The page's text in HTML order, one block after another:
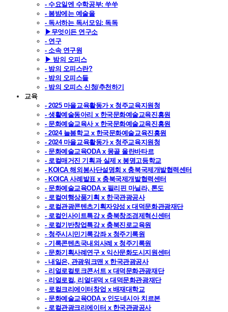
- 수요일엔 수학공부: 쑤쑤
- 봄밤에는 예술을
- 독서하는 독서모임: 독독
▶무엇이든 연구소
- 연구
- 소속 연구원
▶ 밤의 오피스
- 밤의 오피스란?
- 밤의 오피스들
- 밤의 오피스 신청/추천하기
교육
- 2025 마을교육활동가 x 청주교육지원청
- 생활예술동아리 x 한국문화예술교육진흥원
- 문화예술교육사 x 한국문화예술교육진흥원
- 2024 늘봄학교 x 한국문화예술교육진흥원
- 2024 마을교육활동가 x 청주교육지원청
- 문화예술교육ODA x 몽골 울란바타르
- 로컬매거진 기획과 실제 x 봉명고등학교
- KOICA 해외봉사단설명회 x 충북국제개발협력센터
- KOICA 사례발표 x 충북국제개발협력센터
- 문화예술교육ODA x 필리핀 마닐라, 톤도
- 로컬여행상품기획 x 한국관광공사
- 로컬관광콘텐츠기획자양성 x 대덕문화관광재단
- 로컬인사이트특강 x 충북창조경제혁신센터
- 로컬기반창업특강 x 충북진로교육원
- 청주시시민기록강좌 x 청주기록원
- 기록콘텐츠국내외사례 x 청주기록원
- 문화기획사례연구 x 익산문화도시지원센터
- 내일은, 관광워크맨 x 한국관광공사
- 리얼로컬토크콘서트 x 대덕문화관광재단
- 리얼로컬, 리얼대덕 x 대덕문화관광재단
- 로컬크리에이터창업 x 배재대학교
- 문화예술교육ODA x 인도네시아 치르본
- 로컬관광크리에이터 x 한국관광공사